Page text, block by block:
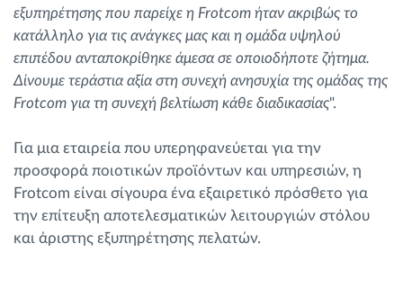
εξυπηρέτησης που παρείχε η Frotcom ήταν ακριβώς το
κατάλληλο για τις ανάγκες μας και η ομάδα υψηλού
επιπέδου ανταποκρίθηκε άμεσα σε οποιοδήποτε ζήτημα.
Δίνουμε τεράστια αξία στη συνεχή ανησυχία της ομάδας της
Frotcom για τη συνεχή βελτίωση κάθε διαδικασίας".
Για μια εταιρεία που υπερηφανεύεται για την
προσφορά ποιοτικών προϊόντων και υπηρεσιών, η
Frotcom είναι σίγουρα ένα εξαιρετικό πρόσθετο για
την επίτευξη αποτελεσματικών λειτουργιών στόλου
και άριστης εξυπηρέτησης πελατών.